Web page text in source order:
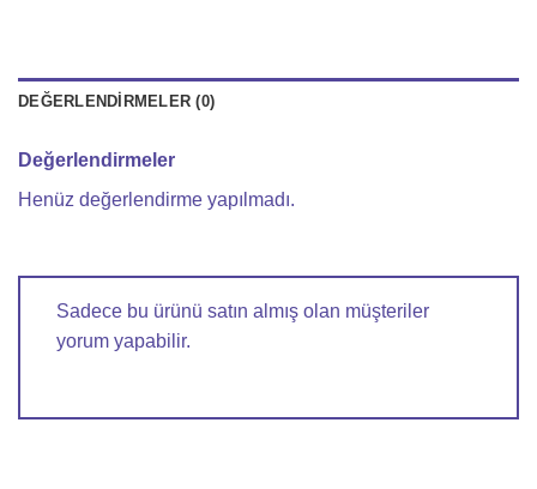
DEĞERLENDIRMELER (0)
Değerlendirmeler
Henüz değerlendirme yapılmadı.
Sadece bu ürünü satın almış olan müşteriler
yorum yapabilir.